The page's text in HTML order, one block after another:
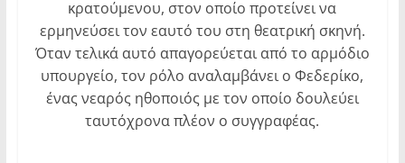
κρατούμενου, στον οποίο προτείνει να
ερμηνεύσει τον εαυτό του στη θεατρική σκηνή.
Όταν τελικά αυτό απαγορεύεται από το αρμόδιο
υπουργείο, τον ρόλο αναλαμβάνει ο Φεδερίκο,
ένας νεαρός ηθοποιός με τον οποίο δουλεύει
ταυτόχρονα πλέον ο συγγραφέας.